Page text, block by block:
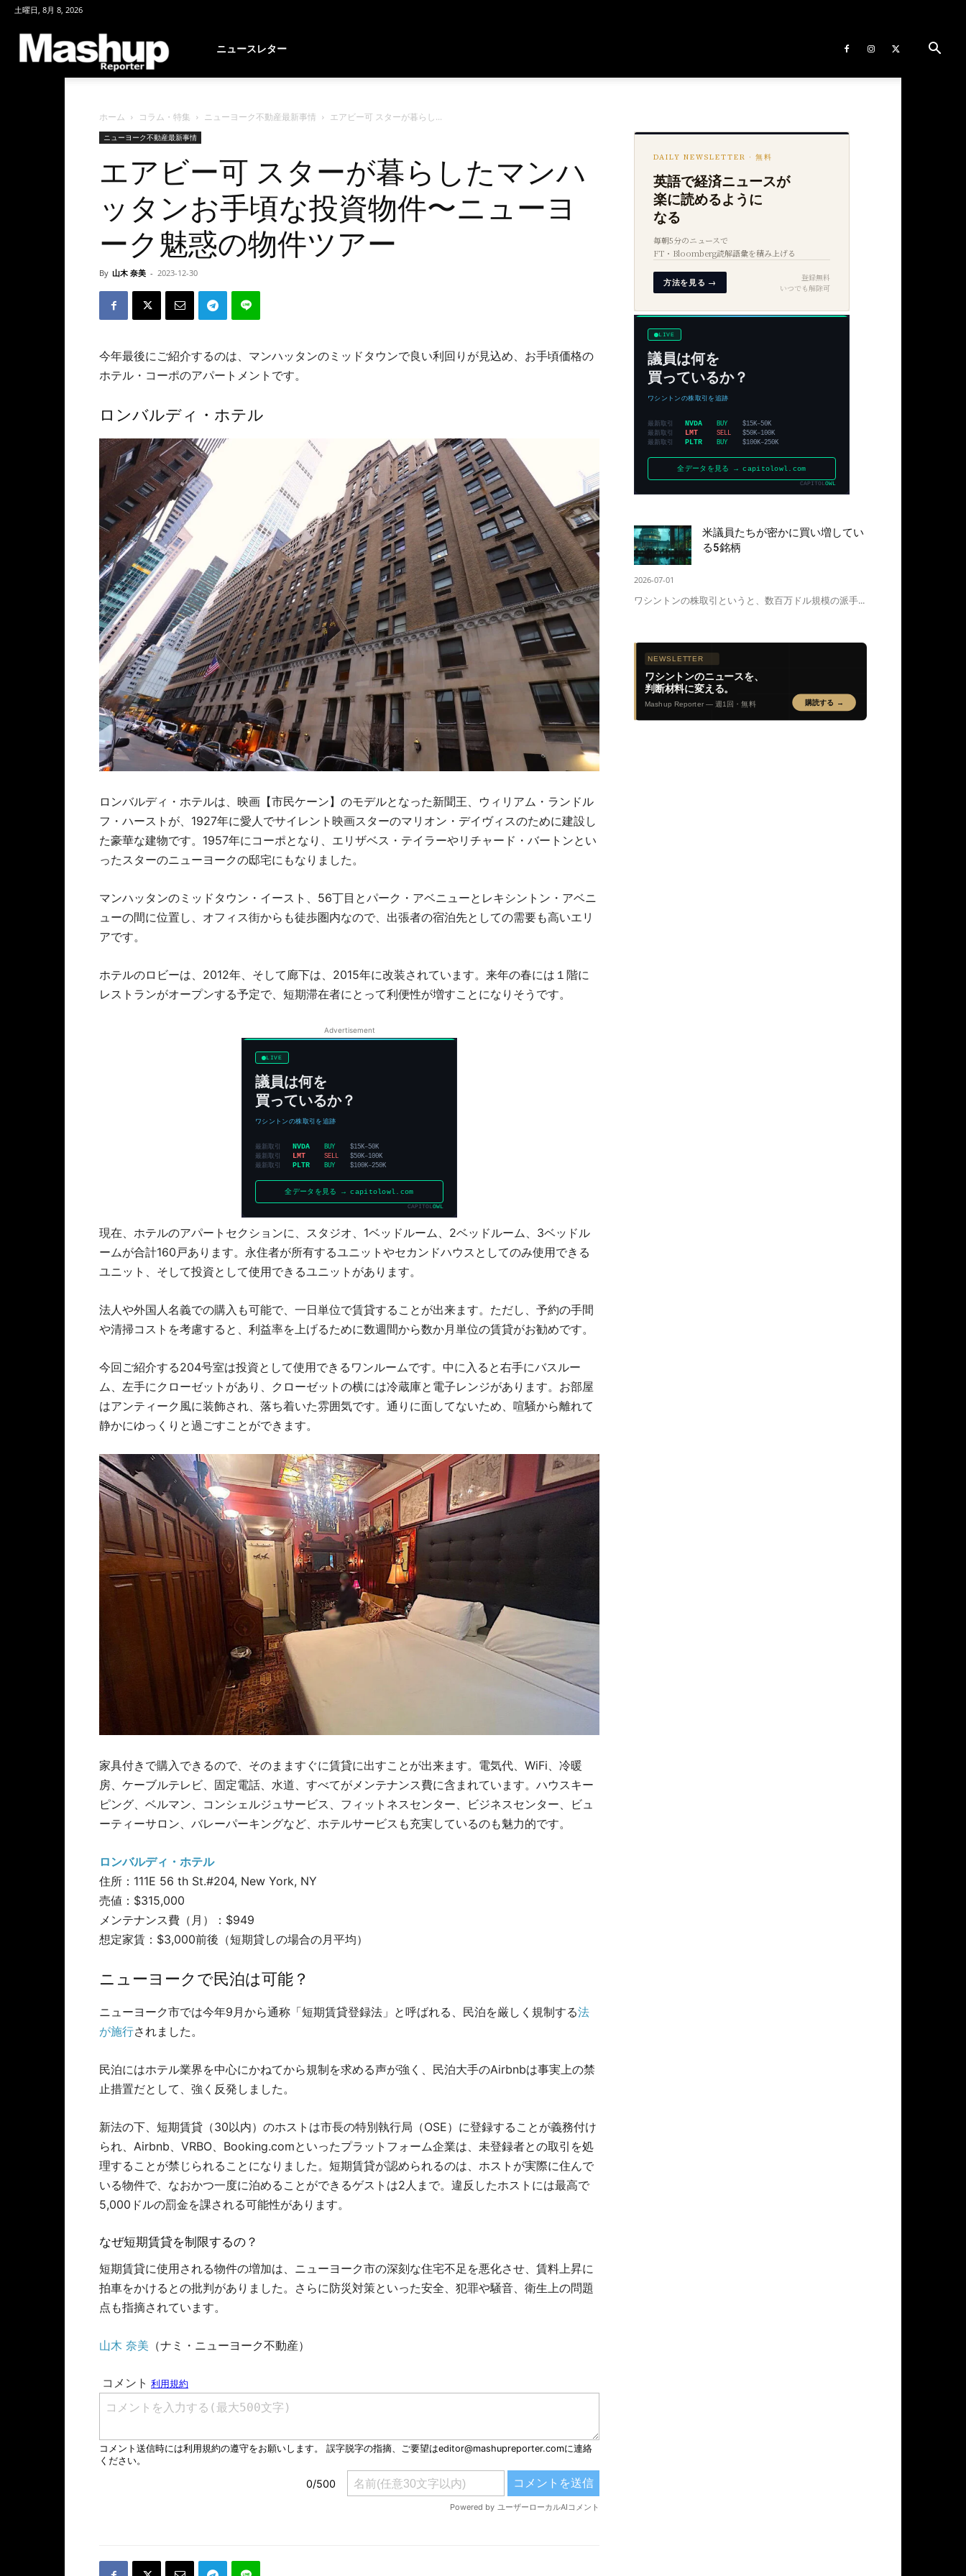
土曜日, 8月 8, 2026
ニュースレター
ホーム コラム・特集 ニューヨーク不動産最新事情 エアビー可 スターが暮らし...
ニューヨーク不動産最新事情
エアビー可 スターが暮らしたマンハ
ッタンお手頃な投資物件〜ニューヨ
ーク魅惑の物件ツアー
By 山木 奈美 - 2023-12-30
今年最後にご紹介するのは、マンハッタンのミッドタウンで良い利回りが見込め、お手頃価格の
ホテル・コーポのアパートメントです。
ロンバルディ・ホテル
ロンバルディ・ホテルは、映画【市民ケーン】のモデルとなった新聞王、ウィリアム・ランドル
フ・ハーストが、1927年に愛人でサイレント映画スターのマリオン・デイヴィスのために建設し
た豪華な建物です。1957年にコーポとなり、エリザベス・テイラーやリチャード・バートンとい
ったスターのニューヨークの邸宅にもなりました。
マンハッタンのミッドタウン・イースト、56丁目とパーク・アベニューとレキシントン・アベニ
ューの間に位置し、オフィス街からも徒歩圏内なので、出張者の宿泊先としての需要も高いエリ
アです。
ホテルのロビーは、2012年、そして廊下は、2015年に改装されています。来年の春には１階に
レストランがオープンする予定で、短期滞在者にとって利便性が増すことになりそうです。
Advertisement
現在、ホテルのアパートセクションに、スタジオ、1ベッドルーム、2ベッドルーム、3ベッドル
ームが合計160戸あります。永住者が所有するユニットやセカンドハウスとしてのみ使用できる
ユニット、そして投資として使用できるユニットがあります。
法人や外国人名義での購入も可能で、一日単位で賃貸することが出来ます。ただし、予約の手間
や清掃コストを考慮すると、利益率を上げるために数週間から数か月単位の賃貸がお勧めです。
今回ご紹介する204号室は投資として使用できるワンルームです。中に入ると右手にバスルー
ム、左手にクローゼットがあり、クローゼットの横には冷蔵庫と電子レンジがあります。お部屋
はアンティーク風に装飾され、落ち着いた雰囲気です。通りに面してないため、喧騒から離れて
静かにゆっくりと過ごすことができます。
家具付きで購入できるので、そのまますぐに賃貸に出すことが出来ます。電気代、WiFi、冷暖
房、ケーブルテレビ、固定電話、水道、すべてがメンテナンス費に含まれています。ハウスキー
ピング、ベルマン、コンシェルジュサービス、フィットネスセンター、ビジネスセンター、ビュ
ーティーサロン、バレーパーキングなど、ホテルサービスも充実しているのも魅力的です。
ロンバルディ・ホテル
住所：111E 56 th St.#204, New York, NY
売値：$315,000
メンテナンス費（月）：$949
想定家賃：$3,000前後（短期貸しの場合の月平均）
ニューヨークで民泊は可能？
ニューヨーク市では今年9月から通称「短期賃貸登録法」と呼ばれる、民泊を厳しく規制する法
が施行されました。
民泊にはホテル業界を中心にかねてから規制を求める声が強く、民泊大手のAirbnbは事実上の禁
止措置だとして、強く反発しました。
新法の下、短期賃貸（30以内）のホストは市長の特別執行局（OSE）に登録することが義務付け
られ、Airbnb、VRBO、Booking.comといったプラットフォーム企業は、未登録者との取引を処
理することが禁じられることになりました。短期賃貸が認められるのは、ホストが実際に住んで
いる物件で、なおかつ一度に泊めることができるゲストは2人まで。違反したホストには最高で
5,000ドルの罰金を課される可能性があります。
なぜ短期賃貸を制限するの？
短期賃貸に使用される物件の増加は、ニューヨーク市の深刻な住宅不足を悪化させ、賃料上昇に
拍車をかけるとの批判がありました。さらに防災対策といった安全、犯罪や騒音、衛生上の問題
点も指摘されています。
山木 奈美 （ナミ・ニューヨーク不動産）
米議員たちが密かに買い増してい
る5銘柄
2026-07-01
ワシントンの株取引というと、数百万ドル規模の派手...
NEWSLETTER
ワシントンのニュースを、
判断材料に変える。
Mashup Reporter — 週1回・無料 購読する →